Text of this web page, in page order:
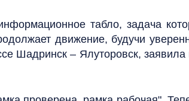
табло, задача
движение, будучи
Шадринск – Ялуторовск,